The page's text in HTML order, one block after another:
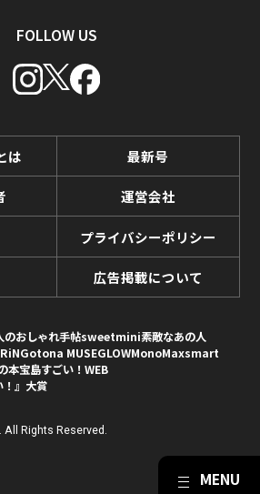
FOLLOW US
は 最新号
運営会社
プライバシーポリシー
広告掲載について
のおしゃれ手帖sweetmini素敵なあの人
otona MUSEGLOWMonoMaxsmart
本宝島すごい！WEB
！』大賞
Rights Reserved.